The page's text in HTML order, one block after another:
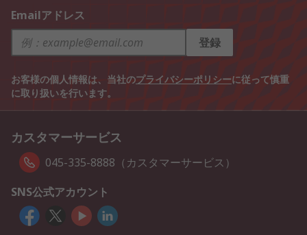
Emailアドレス
登録
お客様の個人情報は、当社のプライバシーポリシーに従って慎重
に取り扱いを行います。
カスタマーサービス
045-335-8888（カスタマーサービス）
SNS公式アカウント